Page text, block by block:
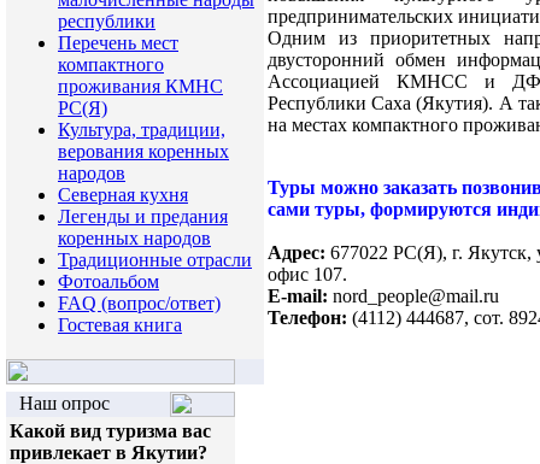
республики
Перечень мест
компактного
проживания КМНС
РС(Я)
Культура, традиции,
верования коренных
народов
Северная кухня
Легенды и предания
коренных народов
Традиционные отрасли
Фотоальбом
FAQ (вопрос/ответ)
Гостевая книга
Наш опрос
Какой вид туризма вас
привлекает в Якутии?
предпринимательских
Одним из приоритетных
двусторонний обмен
Ассоциацией КМНСС и ДФ
Республики Саха (Якутия). А
на местах компактного
Туры можно заказать
сами туры, формируются
Адрес: 677022 РС(Я), г. Якутск,
офис 107.
E-mail: nord_people@mail.ru
Телефон: (4112) 444687, сот.